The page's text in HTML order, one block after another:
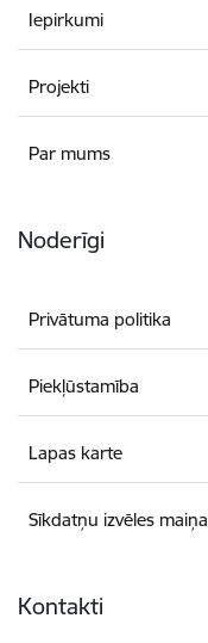
Iepirkumi
Projekti
Par mums
Noderīgi
Privātuma politika
Piekļūstamība
Lapas karte
Sīkdatņu izvēles maiņa
Kontakti